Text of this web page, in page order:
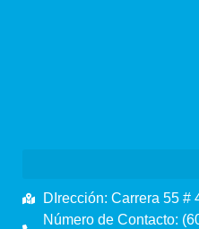
DIrección: Carrera 55 #
Número de Contacto: